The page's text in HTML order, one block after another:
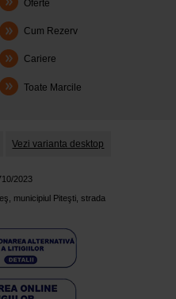
Oferte
Cum Rezerv
Cariere
Toate Marcile
Vezi varianta desktop
2023
municipiul Piteşti, strada